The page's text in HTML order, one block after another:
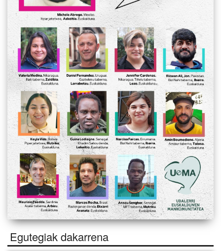
Egutegiak dakarrena